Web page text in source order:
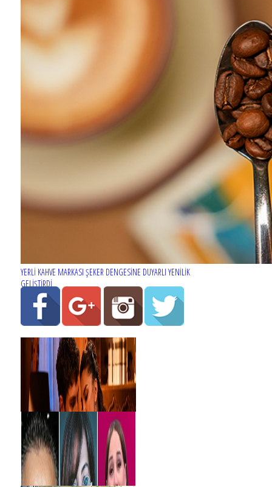
YERLİ KAHVE MARKASI ŞEKER DENGESİNE DUYARLI YENİLİK
GELİŞTİRDİ